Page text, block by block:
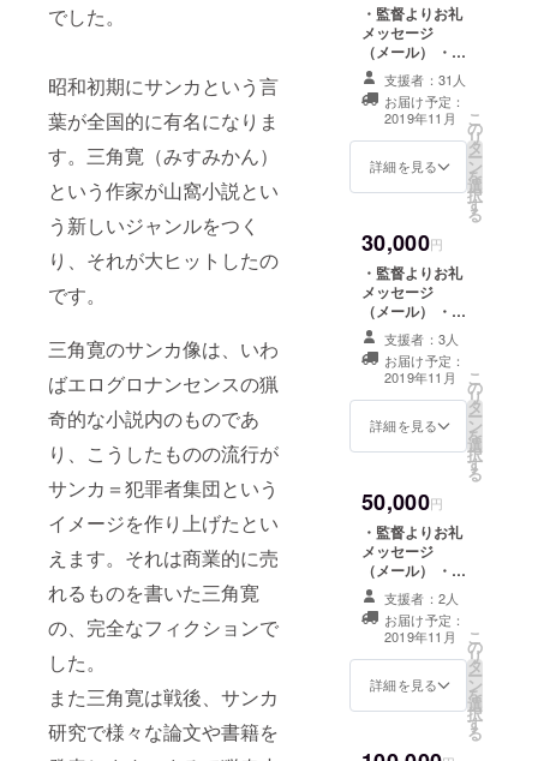
でした。
昭和初期にサンカという言
葉が全国的に有名になりま
す。三角寛（みすみかん）
という作家が山窩小説とい
う新しいジャンルをつく
り、それが大ヒットしたの
です。
三角寛のサンカ像は、いわ
ばエログロナンセンスの猟
奇的な小説内のものであ
り、こうしたものの流行が
サンカ＝犯罪者集団という
イメージを作り上げたとい
えます。それは商業的に売
れるものを書いた三角寛
の、完全なフィクションで
した。
また三角寛は戦後、サンカ
研究で様々な論文や書籍を
・監督よりお礼
メッセージ
（メール） ・試
写会（都内）に
ご招待（11月3
日15時からを予
定） *会場まで
の交通費は別途
ご自分でご負担
支援者：31人
お届け予定：
2019年11月
詳細を見る
こ
の
リ
タ
ー
ン
を
選
択
す
る
30,000円
・監督よりお礼
メッセージ
（メール） ・試
写会（都内）に
ご招待 ・希望者
はエンドロール
にお名前記載
（２〜３列の
ロール内） *会
い。 *エンド
ロールに記載す
るお名前を備考
欄にご記載くだ
さい。10文字以
内、公序良俗に
反しないお名前
をご記載くださ
い。もし記載の
ない場合は、
CAMPFIREの
ユーザー名を記
きます。
支援者：3人
お届け予定：
2019年11月
詳細を見る
こ
の
リ
タ
ー
ン
を
選
択
す
る
50,000円
・監督よりお礼
メッセージ
（メール） ・試
写会（都内）に
ご招待（11月3
日15時からを予
定） ・希望者は
エンドロールに
お名前記載（１
支援者：2人
お届け予定：
2019年11月
詳細を見る
こ
の
リ
タ
ー
ン
を
選
択
す
る